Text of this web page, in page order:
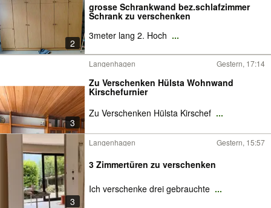
2
grosse Schrankwand bez.schlafzimmer
Schrank zu verschenken
3meter lang 2. Hoch ...
3
Langenhagen Gestern, 17:14
Zu Verschenken Hülsta Wohnwand
Kirschefurnier
Zu Verschenken Hülsta Kirschef ...
3
Langenhagen Gestern, 15:57
3 Zimmertüren zu verschenken
Ich verschenke drei gebrauchte ...